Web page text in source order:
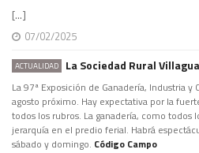
[...]
07/02/2025
ACTUALIDAD La Sociedad Rural
La 97ª Exposición de Ganadería, Industria
agosto próximo. Hay expectativa por la
todos los rubros. La ganadería, como todos
jerarquía en el predio ferial. Habrá
sábado y domingo. Código Campo